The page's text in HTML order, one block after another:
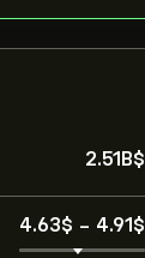
2.51B‎$‎
4.63‎$‎ - 4.91‎$‎